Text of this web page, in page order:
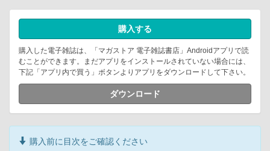
購入する
購入した電子雑誌は、「マガストア 電子雑誌書店」Androidアプリで読
むことができます。まだアプリをインストールされていない場合には、
下記「アプリ内で買う」ボタンよりアプリをダウンロードして下さい。
ダウンロード
購入前に目次をご確認ください